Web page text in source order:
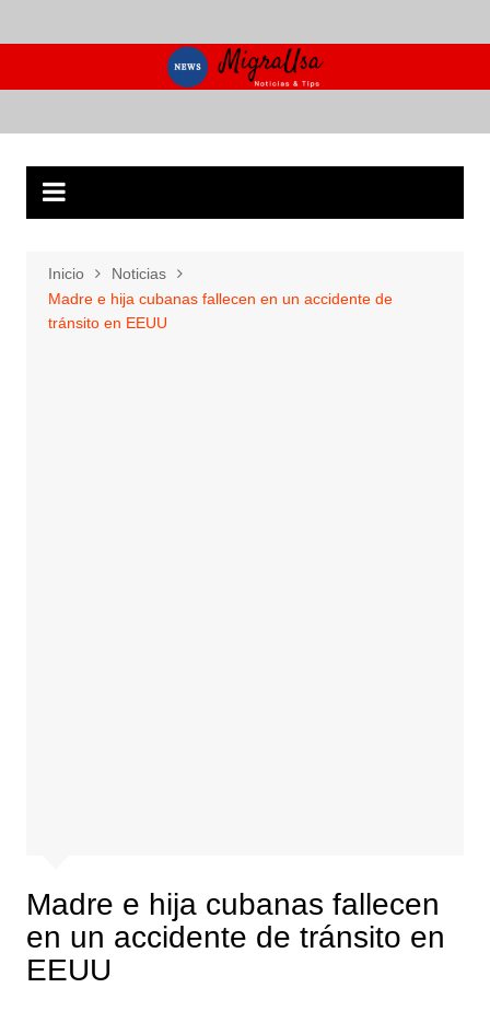
al
Inicio
Noticias
Madre e hija cubanas fallecen en un accidente de
tránsito en EEUU
Madre e hija cubanas fallecen
en un accidente de tránsito en
EEUU